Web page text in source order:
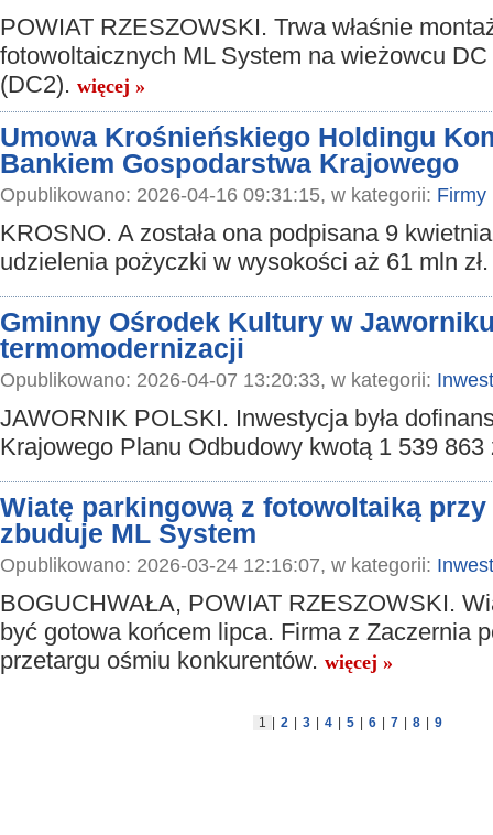
POWIAT RZESZOWSKI. Trwa właśnie
fotowoltaicznych ML System na wieżowcu DC
(DC2). więcej »
Umowa Krośnieńskiego Holdingu
Bankiem Gospodarstwa Krajowego
Opublikowano: 2026-04-16 09:31:15, w kategorii: Firmy
KROSNO. A została ona podpisana 9
udzielenia pożyczki w wysokości aż 61 mln
Gminny Ośrodek Kultury w
termomodernizacji
Opublikowano: 2026-04-07 13:20:33, w kategorii:
JAWORNIK POLSKI. Inwestycja była
Krajowego Planu Odbudowy kwotą 1 539 863
Wiatę parkingową z fotowoltaiką przy
zbuduje ML System
Opublikowano: 2026-03-24 12:16:07, w kategorii:
BOGUCHWAŁA, POWIAT RZESZOWSKI.
być gotowa końcem lipca. Firma z Zaczernia
przetargu ośmiu konkurentów. więcej »
1 2 3 4 5 6 7 8 9